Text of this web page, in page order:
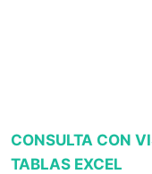
CONSULTA CON
TABLAS EXCEL